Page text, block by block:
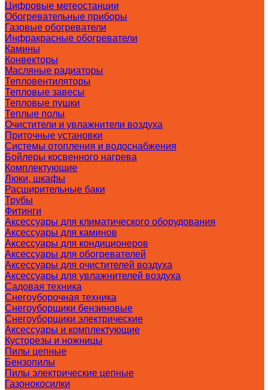
Цифровые метеостанции
Обогревательные приборы
Газовые обогреватели
Инфракрасные обогреватели
Камины
Конвекторы
Масляные радиаторы
Тепловентиляторы
Тепловые завесы
Тепловые пушки
Теплые полы
Очистители и увлажнители воздуха
Приточные установки
Системы отопления и водоснабжения
Бойлеры косвенного нагрева
Комплектующие
Люки, шкафы
Расширительные баки
Трубы
Фитинги
Аксессуары для климатического оборудования
Аксессуары для каминов
Аксессуары для кондиционеров
Аксессуары для обогревателей
Аксессуары для очистителей воздуха
Аксессуары для увлажнителей воздуха
Садовая техника
Снегоуборочная техника
Снегоуборщики бензиновые
Снегоуборщики электрические
Аксессуары и комплектующие
Кусторезы и ножницы
Пилы цепные
Бензопилы
Пилы электрические цепные
Газонокосилки